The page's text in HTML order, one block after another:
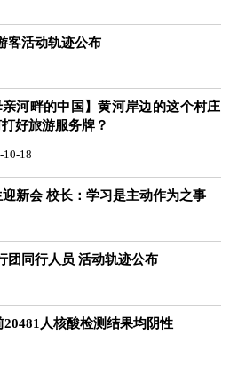
客活动轨迹公布
亲河畔的中国】黄河岸边的这个村庄
好旅游服务牌？
10-18
新会 校长：学习是主动作为之事
团同行人员 活动轨迹公布
人核酸检测结果均阴性